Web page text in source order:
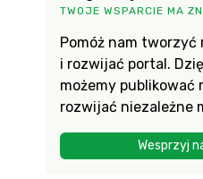
TWOJE WSPARCIE MA
Pomóż nam
i rozwijać portal.
możemy publikować
rozwijać niezależne
Wesprzyj